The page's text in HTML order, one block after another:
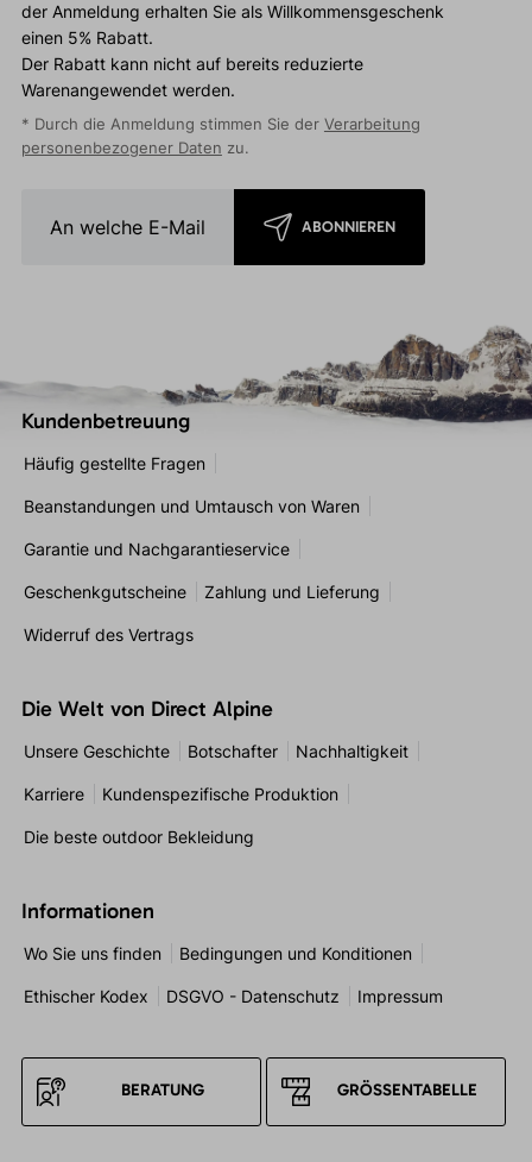
der Anmeldung erhalten Sie als Willkommensgeschenk
einen 5% Rabatt.
Der Rabatt kann nicht auf bereits reduzierte
Warenangewendet werden.
* Durch die Anmeldung stimmen Sie der Verarbeitung
personenbezogener Daten zu.
ABONNIEREN
Kundenbetreuung
Häufig gestellte Fragen
Beanstandungen und Umtausch von Waren
Garantie und Nachgarantieservice
Geschenkgutscheine Zahlung und Lieferung
Widerruf des Vertrags
Die Welt von Direct Alpine
Unsere Geschichte Botschafter Nachhaltigkeit
Karriere Kundenspezifische Produktion
Die beste outdoor Bekleidung
Informationen
Wo Sie uns finden Bedingungen und Konditionen
Ethischer Kodex DSGVO - Datenschutz Impressum
BERATUNG GRÖSSENTABELLE